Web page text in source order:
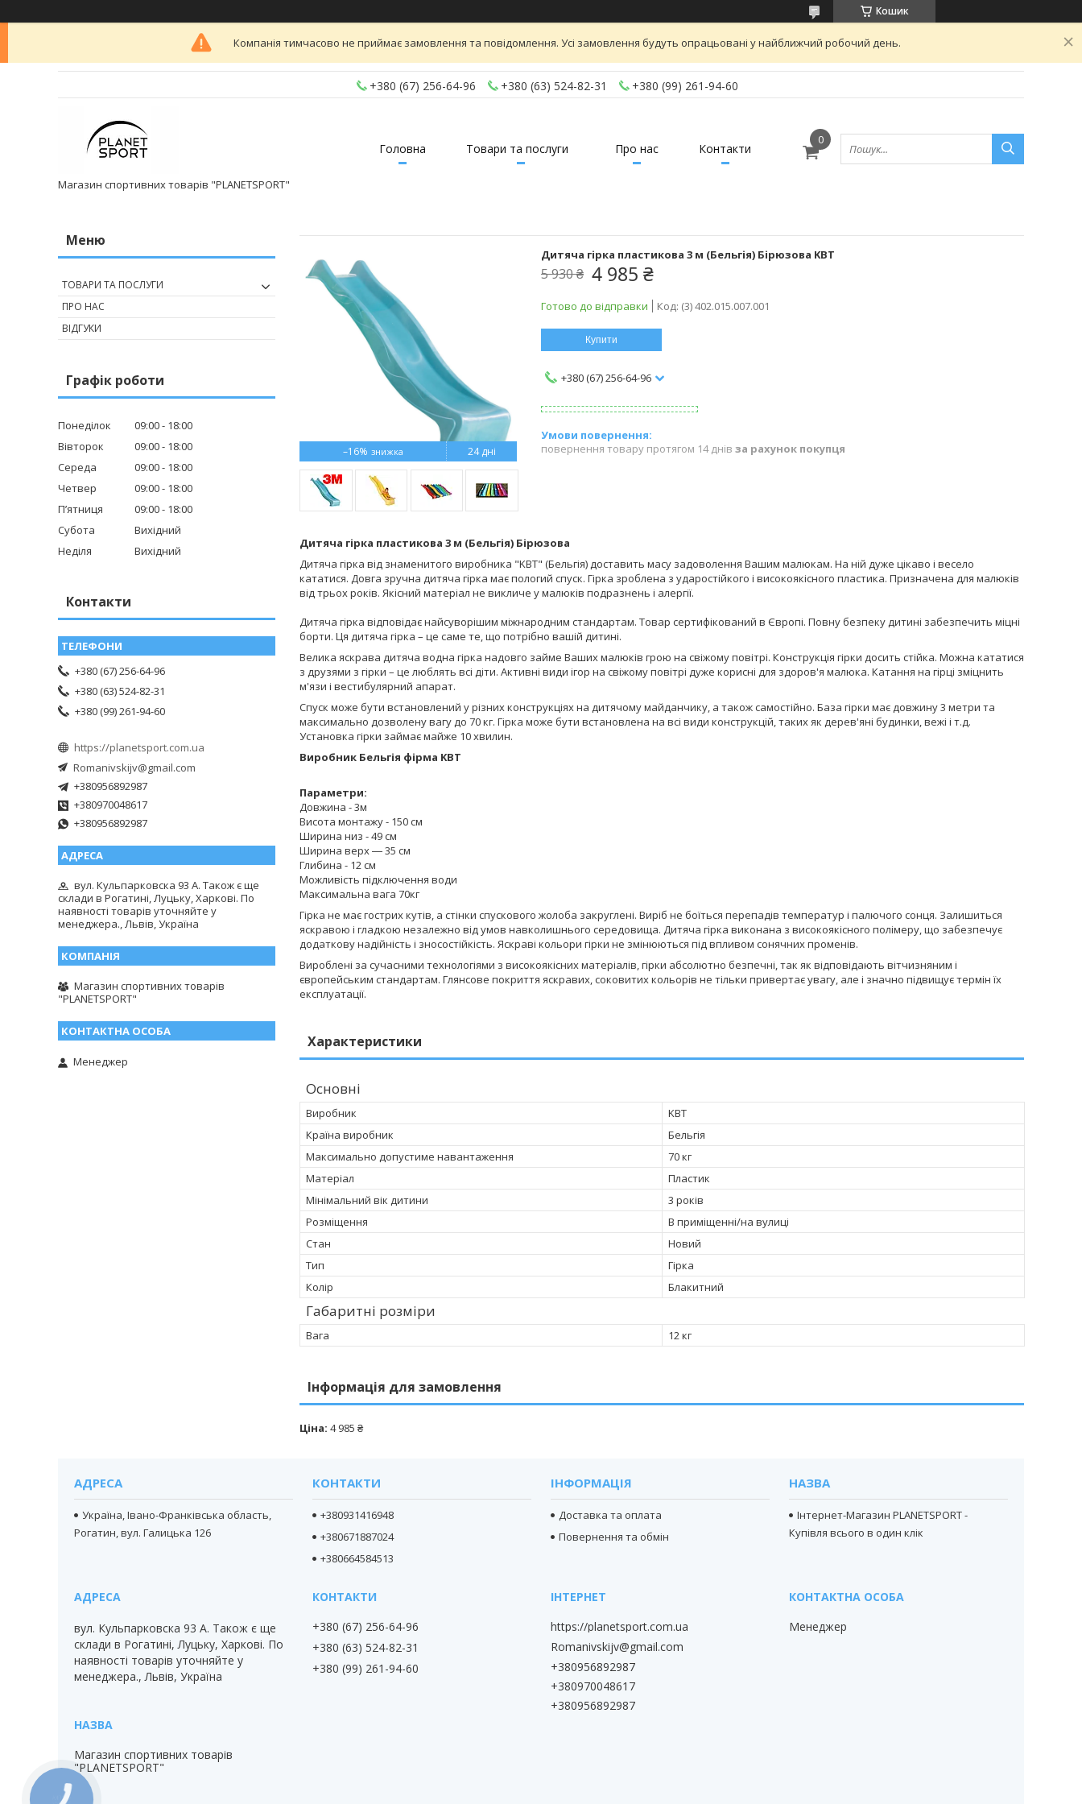
Кошик
Компанія тимчасово не приймає замовлення та повідомлення. Усі замовлення будуть опрацьовані у найближчий робочий день.
+380 (67) 256-64-96 +380 (63) 524-82-31 +380 (99) 261-94-60
Магазин спортивних товарів "PLANETSPORT"
Головна Товари та послуги Про нас Контакти
–16% 24 дні
Дитяча гірка пластикова 3 м (Бельгія) Бірюзова KBT
5 930 ₴ 4 985 ₴
Готово до відправки Код: (3) 402.015.007.001
Купити
+380 (67) 256-64-96
повернення товару протягом 14 днів за рахунок покупця
Дитяча гірка пластикова 3 м (Бельгія) Бірюзова
Дитяча гірка від знаменитого виробника "KBT" (Бельгія) доставить масу задоволення Вашим малюкам. На ній дуже цікаво і весело
кататися. Довга зручна дитяча гірка має пологий спуск. Гірка зроблена з ударостійкого і високоякісного пластика. Призначена для малюків
від трьох років. Якісний матеріал не викличе у малюків подразнень і алергії.
Дитяча гірка відповідає найсуворішим міжнародним стандартам. Товар сертифікований в Європі. Повну безпеку дитині забезпечить міцні
борти. Ця дитяча гірка – це саме те, що потрібно вашій дитині.
Велика яскрава дитяча водна гірка надовго займе Ваших малюків грою на свіжому повітрі. Конструкція гірки досить стійка. Можна кататися
з друзями з гірки – це люблять всі діти. Активні види ігор на свіжому повітрі дуже корисні для здоров'я малюка. Катання на гірці зміцнить
м'язи і вестибулярний апарат.
Спуск може бути встановлений у різних конструкціях на дитячому майданчику, а також самостійно. База гірки має довжину 3 метри та
максимально дозволену вагу до 70 кг. Гірка може бути встановлена на всі види конструкцій, таких як дерев'яні будинки, вежі і т.д.
Установка гірки займає майже 10 хвилин.
Виробник Бельгія фірма KBT
Параметри:
Довжина - 3м
Висота монтажу - 150 см
Ширина низ - 49 см
Ширина верх ― 35 см
Глибина - 12 см
Можливість підключення води
Максимальна вага 70кг
Гірка не має гострих кутів, а стінки спускового жолоба закруглені. Виріб не боїться перепадів температур і палючого сонця. Залишиться
яскравою і гладкою незалежно від умов навколишнього середовища. Дитяча гірка виконана з високоякісного полімеру, що забезпечує
додаткову надійність і зносостійкість. Яскраві кольори гірки не змінюються під впливом сонячних променів.
Вироблені за сучасними технологіями з високоякісних матеріалів, гірки абсолютно безпечні, так як відповідають вітчизняним і
європейським стандартам. Глянсове покриття яскравих, соковитих кольорів не тільки привертає увагу, але і значно підвищує термін їх
експлуатації.
Характеристики
Основні
Виробник
KBT
Країна виробник
Бельгія
Максимально допустиме навантаження
70 кг
Матеріал
Пластик
Мінімальний вік дитини
3 років
Розміщення
В приміщенні/на вулиці
Стан
Новий
Тип
Гірка
Колір
Блакитний
Габаритні розміри
Вага 12 кг
Інформація для замовлення
Ціна: 4 985 ₴
ТОВАРИ ТА ПОСЛУГИ
ПРО НАС
ВІДГУКИ
Графік роботи
Понеділок 09:00
18:00
Вівторок
09:00
18:00
Середа
09:00
18:00
Четвер
09:00
18:00
Пʼятниця
09:00
18:00
Субота
Вихідний
Неділя
Вихідний
Контакти
+380 (67) 256-64-96
+380 (63) 524-82-31
+380 (99) 261-94-60
https://planetsport.com.ua
Romanivskijv@gmail.com
+380956892987
+380970048617
+380956892987
вул. Кульпарковска 93 А. Також є ще
склади в Рогатині, Луцьку, Харкові. По
наявності товарів уточняйте у
менеджера., Львів, Україна
Магазин спортивних товарів
"PLANETSPORT"
Менеджер
АДРЕСА
Україна, Івано-Франківська область,
Рогатин, вул. Галицька 126
КОНТАКТИ
+380931416948
+380671887024
+380664584513
ІНФОРМАЦІЯ
Доставка та оплата
Повернення та обмін
НАЗВА
Інтернет-Магазин PLANETSPORT -
Купівля всього в один клік
вул. Кульпарковска 93 А. Також є ще
склади в Рогатині, Луцьку, Харкові. По
наявності товарів уточняйте у
менеджера., Львів, Україна
Магазин спортивних товарів
"PLANETSPORT"
+380 (67) 256-64-96
+380 (63) 524-82-31
+380 (99) 261-94-60
https://planetsport.com.ua
Romanivskijv@gmail.com
+380956892987
+380970048617
+380956892987
Менеджер
КНОПКА